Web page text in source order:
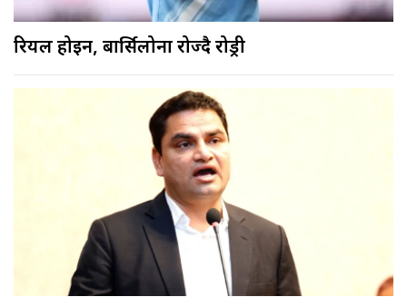
रियल होइन, बार्सिलोना रोज्दै रोड्री